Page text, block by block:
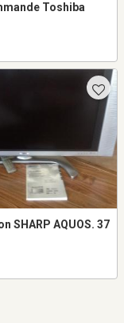
Toshiba
SHARP AQUOS. 37